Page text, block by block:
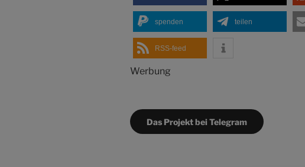
spenden teilen
RSS-feed
Werbung
Das Projekt bei Telegram